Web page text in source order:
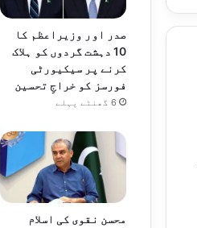
صدر اور وزیراعظم کا
10 دہشت گردوں کو ہلاک
کرنے پر سیکیورٹی
فورسز کو خراجِ تحسین
6 گھنٹے پہلے
محسن نقوی کی اسلام